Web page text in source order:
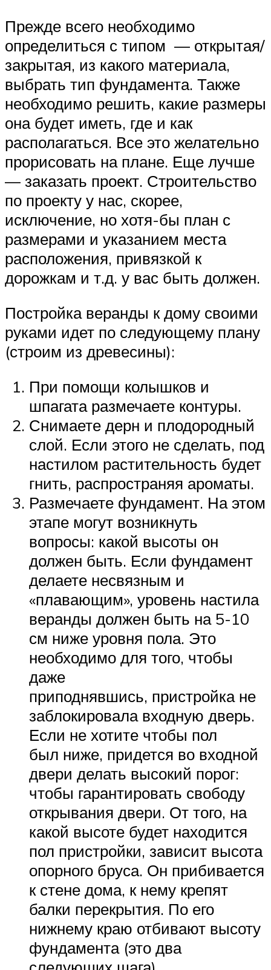
Прежде всего необходимо
определиться с типом — открытая/
закрытая, из какого материала,
выбрать тип фундамента. Также
необходимо решить, какие размеры
она будет иметь, где и как
располагаться. Все это желательно
прорисовать на плане. Еще лучше
— заказать проект. Строительство
по проекту у нас, скорее,
исключение, но хотя-бы план с
размерами и указанием места
расположения, привязкой к
дорожкам и т.д. у вас быть должен.
Постройка веранды к дому своими
руками идет по следующему плану
(строим из древесины):
При помощи колышков и
шпагата размечаете контуры.
Снимаете дерн и плодородный
слой. Если этого не сделать, под
настилом растительность будет
гнить, распространяя ароматы.
Размечаете фундамент. На этом
этапе могут возникнуть
вопросы: какой высоты он
должен быть. Если фундамент
делаете несвязным и
«плавающим», уровень настила
веранды должен быть на 5-10
см ниже уровня пола. Это
необходимо для того, чтобы
даже
приподнявшись, пристройка не
заблокировала входную дверь.
Если не хотите чтобы пол
был ниже, придется во входной
двери делать высокий порог:
чтобы гарантировать свободу
открывания двери. От того, на
какой высоте будет находится
пол пристройки, зависит высота
опорного бруса. Он прибивается
к стене дома, к нему крепят
балки перекрытия. По его
нижнему краю отбивают высоту
фундамента (это два